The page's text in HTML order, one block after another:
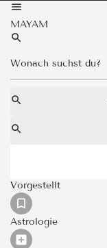
MAYAM
Vorgestellt
Astrologie